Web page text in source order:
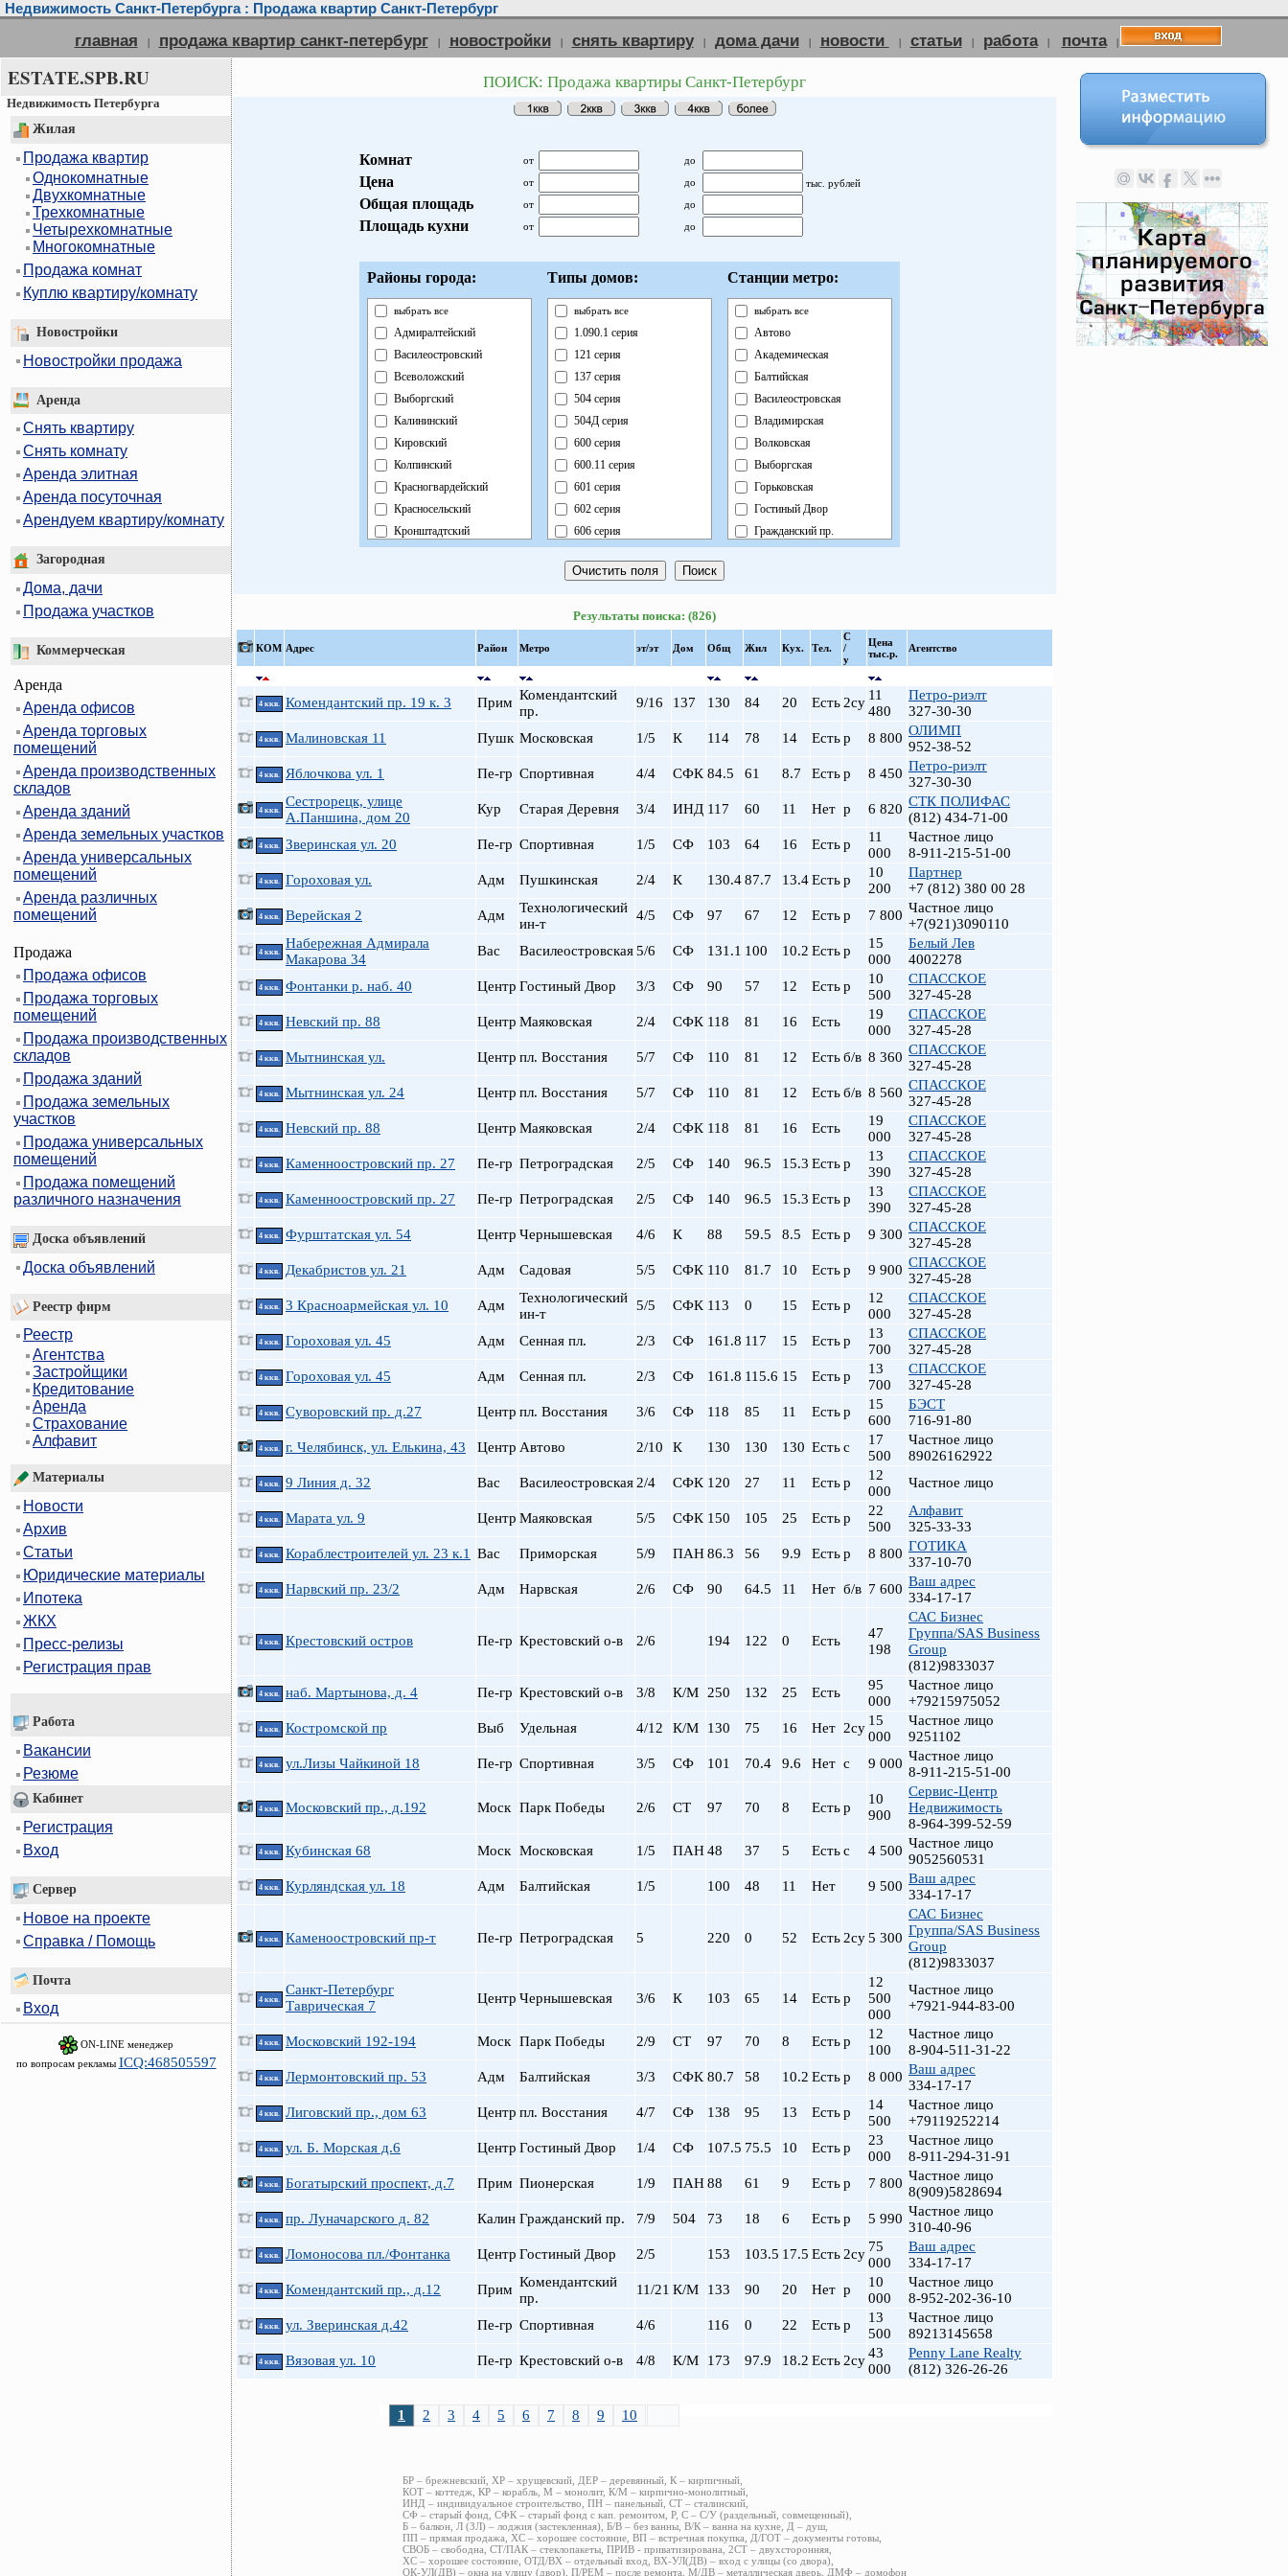
Недвижимость Санкт-Петербурга : Продажа квартир Санкт-Петербург
главная | продажа квартир санкт-петербург | новостройки | снять квартиру | дома дачи | новости | статьи | работа | почта |
ESTATE.SPB.RU
Недвижимость Петербурга
Жилая
Продажа квартир
Однокомнатные
Двухкомнатные
Трехкомнатные
Четырехкомнатные
Многокомнатные
Продажа комнат
Куплю квартиру/комнату
Новостройки
Новостройки продажа
Аренда
Снять квартиру
Снять комнату
Аренда элитная
Аренда посуточная
Арендуем квартиру/комнату
Загородная
Дома, дачи
Продажа участков
Коммерческая
Аренда
Аренда офисов
Аренда торговых
помещений
Аренда производственных
складов
Аренда зданий
Аренда земельных участков
Аренда универсальных
помещений
Аренда различных
помещений
Продажа
Продажа офисов
Продажа торговых
помещений
Продажа производственных
складов
Продажа зданий
Продажа земельных
участков
Продажа универсальных
помещений
Продажа помещений
различного назначения
Доска объявлений
Доска объявлений
Реестр фирм
Реестр
Агентства
Застройщики
Кредитование
Аренда
Страхование
Алфавит
Материалы
Новости
Архив
Статьи
Юридические материалы
Ипотека
ЖКХ
Пресс-релизы
Регистрация прав
Работа
Вакансии
Резюме
Кабинет
Регистрация
Вход
Сервер
Новое на проекте
Справка / Помощь
Почта
Вход
ON-LINE менеджер
по вопросам рекламы ICQ:468505597
ПОИСК: Продажа квартиры Санкт-Петербург
Комнат от до
Цена от до тыс. рублей
Общая площадь от до
Площадь кухни от до
Районы города:
выбрать все
Адмиралтейский
Василеостровский
Всеволожский
Выборгский
Калининский
Кировский
Колпинский
Красногвардейский
Красносельский
Кронштадтский
Петроградский
Приморский
Типы домов:
выбрать все
1.090.1 серия
121 серия
137 серия
504 серия
504Д серия
600 серия
600.11 серия
601 серия
602 серия
606 серия
Брежневка
Индивидуальный
Кирпично-Монолитный
Кирпичный
Новый Блочный
Реконструкция
Ст.Фонд Кап.Рем.
Старый фонд (СФ)
Хрущевка
Станции метро:
выбрать все
Автово
Академическая
Балтийская
Василеостровская
Владимирская
Волковская
Выборгская
Горьковская
Гостиный Двор
Гражданский пр.
Звенигородская
Кировский завод
Крестовский о-в
Ленинский пр.
Лиговский пр.
Ломоносовская
Московская
Невский пр.
Обводный Канал
Обухово
Парк Победы
Пионерская
пл. Восстания
пл. Ленина
Политехническая
пр. Просвещения
Пролетарская
Пушкинская
Садовая
Старая Деревня
Удельная
Черная речка
Чкаловская
Результаты поиска: (826)
КOМ Адрес Район Метро эт/эт Дом Общ Жил Кух. Тел.
С
/
у
Цена
тыс.р.
Агентство
4 ккв. Комендантский пр. 19 к. 3 Прим Комендантский
пр.
9/16 137 130 84 20 Есть 2су 11
480
Петро-риэлт
327-30-30
4 ккв. Малиновская 11 Пушк Московская 1/5 К 114 78 14 Естьр 8 800 ОЛИМП
952-38-52
4 ккв. Яблочкова ул. 1 Пе-гр Спортивная 4/4 СФК 84.5 61 8.7 Естьр 8 450 Петро-риэлт
327-30-30
4 ккв.
Сестрорецк, улице
А.Паншина, дом 20
Кур Старая Деревня 3/4 ИНД 117 60 11 Нет р 6 820 СТК ПОЛИФАС
(812) 434-71-00
4 ккв. Зверинская ул. 20 Пе-гр Спортивная 1/5 СФ 103 64 16 Естьр
11
000
Частное лицо
8-911-215-51-00
4 ккв. Гороховая ул. Адм Пушкинская 2/4 К 130.487.7 13.4Естьр
10
200
Партнер
+7 (812) 380 00 28
4 ккв. Верейская 2 Адм
Технологический
ин-т
4/5 СФ 97 67 12 Естьр 7 800 Частное лицо
+7(921)3090110
4 ккв.
Набережная Адмирала
Макарова 34
Вас Василеостровская5/6 СФ 131.1 100 10.2 Естьр
15
000
Белый Лев
4002278
4 ккв. Фонтанки р. наб. 40 Центр Гостиный Двор 3/3 СФ 90 57 12 Естьр
10
500
СПАССКОЕ
327-45-28
4 ккв. Невский пр. 88 Центр Маяковская 2/4 СФК 118 81 16 Есть
19
000
СПАССКОЕ
327-45-28
4 ккв. Мытнинская ул. Центр пл. Восстания 5/7 СФ 110 81 12 Естьб/в 8 360 СПАССКОЕ
327-45-28
4 ккв. Мытнинская ул. 24 Центр пл. Восстания 5/7 СФ 110 81 12 Естьб/в 8 560 СПАССКОЕ
327-45-28
4 ккв. Невский пр. 88 Центр Маяковская 2/4 СФК 118 81 16 Есть
19
000
СПАССКОЕ
327-45-28
4 ккв. Каменноостровский пр. 27 Пе-гр Петроградская 2/5 СФ 140 96.5 15.3 Естьр
13
390
СПАССКОЕ
327-45-28
4 ккв. Каменноостровский пр. 27 Пе-гр Петроградская 2/5 СФ 140 96.5 15.3 Естьр
13
390
СПАССКОЕ
327-45-28
4 ккв. Фурштатская ул. 54 Центр Чернышевская 4/6 К 88 59.5 8.5 Естьр 9 300 СПАССКОЕ
327-45-28
4 ккв. Декабристов ул. 21 Адм Садовая 5/5 СФК 110 81.7 10 Естьр 9 900 СПАССКОЕ
327-45-28
4 ккв. 3 Красноармейская ул. 10 Адм
Технологический
ин-т
5/5 СФК 113 0 15 Естьр
12
000
СПАССКОЕ
327-45-28
4 ккв. Гороховая ул. 45 Адм Сенная пл. 2/3 СФ 161.8 117 15 Естьр
13
700
СПАССКОЕ
327-45-28
4 ккв. Гороховая ул. 45 Адм Сенная пл. 2/3 СФ 161.8 115.6 15 Естьр
13
700
СПАССКОЕ
327-45-28
4 ккв. Суворовский пр. д.27 Центр пл. Восстания 3/6 СФ 118 85 11 Естьр
15
600
БЭСТ
716-91-80
4 ккв. г. Челябинск, ул. Елькина, 43 Центр Автово 2/10 К 130 130 130 Естьс
17
500
Частное лицо
89026162922
4 ккв. 9 Линия д. 32 Вас Василеостровская 2/4 СФК 120 27 11 Естьр
12
000
Частное лицо
4 ккв. Марата ул. 9 Центр Маяковская 5/5 СФК 150 105 25 Естьр
22
500
Алфавит
325-33-33
4 ккв. Кораблестроителей ул. 23 к.1 Вас Приморская 5/9 ПАН86.3 56 9.9 Естьр 8 800 ГОТИКА
337-10-70
4 ккв. Нарвский пр. 23/2 Адм Нарвская 2/6 СФ 90 64.5 11 Нет б/в 7 600 Ваш адрес
334-17-17
4 ккв. Крестовский остров Пе-гр Крестовский о-в 2/6 194 122 0 Есть
47
198
САС Бизнес
Группа/SAS Business
Group
(812)9833037
4 ккв. наб. Мартынова, д. 4 Пе-гр Крестовский о-в 3/8 К/М 250 132 25 Есть
95
000
Частное лицо
+79215975052
4 ккв. Костромской пр Выб Удельная 4/12 К/М 130 75 16 Нет 2су 15
000
Частное лицо
9251102
4 ккв. ул.Лизы Чайкиной 18 Пе-гр Спортивная 3/5 СФ 101 70.4 9.6 Нет с 9 000 Частное лицо
8-911-215-51-00
4 ккв. Московский пр., д.192 Моск Парк Победы 2/6 СТ 97 70 8 Естьр
10
900
Сервис-Центр
Недвижимость
8-964-399-52-59
4 ккв. Кубинская 68 Моск Московская 1/5 ПАН48 37 5 Естьс 4 500 Частное лицо
9052560531
4 ккв. Курляндская ул. 18 Адм Балтийская 1/5 100 48 11 Нет 9 500 Ваш адрес
334-17-17
4 ккв. Каменоостровский пр-т Пе-гр Петроградская 5 220 0 52 Есть 2су5 300
САС Бизнес
Группа/SAS Business
Group
(812)9833037
4 ккв.
Санкт-Петербург
Таврическая 7
Центр Чернышевская 3/6 К 103 65 14 Естьр
12
500
000
Частное лицо
+7921-944-83-00
4 ккв. Московский 192-194 Моск Парк Победы 2/9 СТ 97 70 8 Естьр
12
100
Частное лицо
8-904-511-31-22
4 ккв. Лермонтовский пр. 53 Адм Балтийская 3/3 СФК 80.7 58 10.2 Естьр 8 000 Ваш адрес
334-17-17
4 ккв. Лиговский пр., дом 63 Центр пл. Восстания 4/7 СФ 138 95 13 Естьр
14
500
Частное лицо
+79119252214
4 ккв. ул. Б. Морская д.6 Центр Гостиный Двор 1/4 СФ 107.5 75.5 10 Естьр
23
000
Частное лицо
8-911-294-31-91
4 ккв. Богатырский проспект, д.7 Прим Пионерская 1/9 ПАН88 61 9 Естьр 7 800 Частное лицо
8(909)5828694
4 ккв. пр. Луначарского д. 82 Калин Гражданский пр. 7/9 504 73 18 6 Естьр 5 990 Частное лицо
310-40-96
4 ккв. Ломоносова пл./Фонтанка Центр Гостиный Двор 2/5 153 103.5 17.5 Есть 2су 75
000
Ваш адрес
334-17-17
4 ккв. Комендантский пр., д.12 Прим Комендантский
пр.
11/21 К/М 133 90 20 Нет р
10
000
Частное лицо
8-952-202-36-10
4 ккв. ул. Зверинская д.42 Пе-гр Спортивная 4/6 116 0 22 Естьр
13
500
Частное лицо
89213145658
4 ккв. Вязовая ул. 10 Пе-гр Крестовский о-в 4/8 К/М 173 97.9 18.2 Есть 2су43
000
Penny Lane Realty
(812) 326-26-26
1 2 3 4 5 6 7 8 9 10
БР – брежневский, ХР – хрущевский, ДЕР – деревянный, К – кирпичный,
КОТ – коттедж, КР – корабль, М – монолит, К/М – кирпично-монолитный,
ИНД – индивидуальное строительство, ПН – панельный, СТ – сталинский,
СФ – старый фонд, СФК – старый фонд с кап. ремонтом, Р, С – С/У (раздельный, совмещенный),
Б – балкон, Л (ЗЛ) – лоджия (застекленная), Б/В – без ванны, В/К – ванна на кухне, Д – душ,
ПП – прямая продажа, ХС – хорошее состояние, ВП – встречная покупка, Д/ГОТ – документы готовы,
СВОБ – свободна, СТ/ПАК – стеклопакеты, ПРИВ - приватизирована, 2СТ – двухсторонняя,
ХС – хорошее состояние, ОТД/ВХ – отдельный вход, ВХ-УЛ(ДВ) – вход с улицы (со двора),
ОК-УЛ(ДВ) – окна на улицу (двор), П/РЕМ – после ремонта, М/ДВ – металлическая дверь, ДМФ – домофон